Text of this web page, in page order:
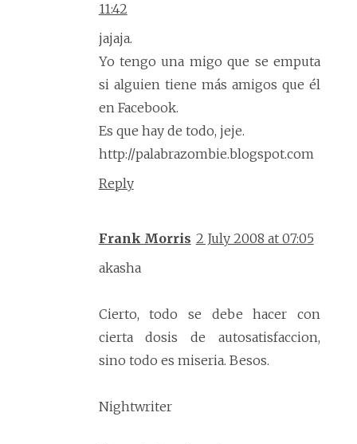
11:42
jajaja.
Yo tengo una migo que se emputa
si alguien tiene más amigos que él
en Facebook.
Es que hay de todo, jeje.
http://palabrazombie.blogspot.com
Reply
Frank Morris 2 July 2008 at 07:05
akasha
Cierto, todo se debe hacer con
cierta dosis de autosatisfaccion,
sino todo es miseria. Besos.
Nightwriter